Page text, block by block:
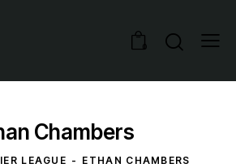
0
Chambers
LEAGUE ETHAN CHAMBERS